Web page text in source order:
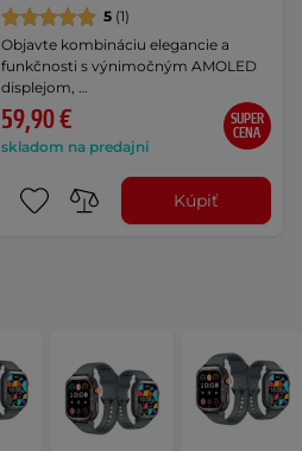
5 (1)
Objavte kombináciu elegancie a
funkčnosti s výnimočným AMOLED
displejom, …
59,90 €
skladom na predajni
SUPER
CENA
Kúpiť